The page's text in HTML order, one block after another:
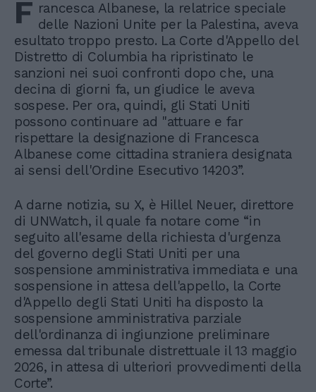
F rancesca Albanese, la relatrice speciale
delle Nazioni Unite per la Palestina, aveva
esultato troppo presto. La Corte d'Appello del
Distretto di Columbia ha ripristinato le
sanzioni nei suoi confronti dopo che, una
decina di giorni fa, un giudice le aveva
sospese. Per ora, quindi, gli Stati Uniti
possono continuare ad "attuare e far
rispettare la designazione di Francesca
Albanese come cittadina straniera designata
ai sensi dell'Ordine Esecutivo 14203”.
A darne notizia, su X, è Hillel Neuer, direttore
di UNWatch, il quale fa notare come “in
seguito all'esame della richiesta d'urgenza
del governo degli Stati Uniti per una
sospensione amministrativa immediata e una
sospensione in attesa dell'appello, la Corte
d'Appello degli Stati Uniti ha disposto la
sospensione amministrativa parziale
dell'ordinanza di ingiunzione preliminare
emessa dal tribunale distrettuale il 13 maggio
2026, in attesa di ulteriori provvedimenti della
Corte”.